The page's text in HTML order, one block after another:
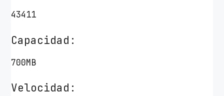
43411
Capacidad:
700MB
Velocidad: